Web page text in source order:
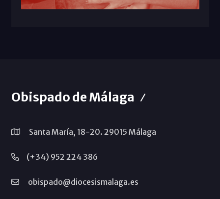
Obispado de Málaga
Santa María, 18-20. 29015 Málaga
(+34) 952 224 386
obispado@diocesismalaga.es